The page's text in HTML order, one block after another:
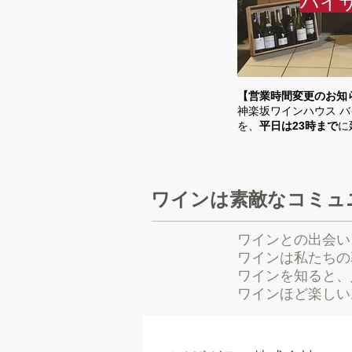
【営業時間変更のお知
神楽坂ワインハウス
を、 平日は23時までに
ワインは素敵なコミ
ワインとの出会
ワインは私たち
ワインを知ると
ワインほど楽し